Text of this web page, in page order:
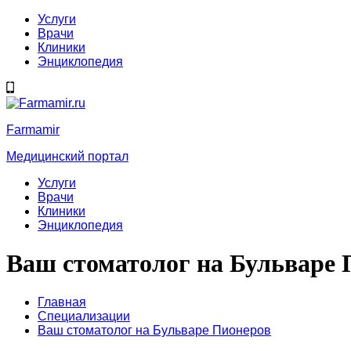
Услуги
Врачи
Клиники
Энциклопедия
Farmamir
Медицинский портал
Услуги
Врачи
Клиники
Энциклопедия
Ваш стоматолог на Бульваре
Главная
Специализации
Ваш стоматолог на Бульваре Пионеров